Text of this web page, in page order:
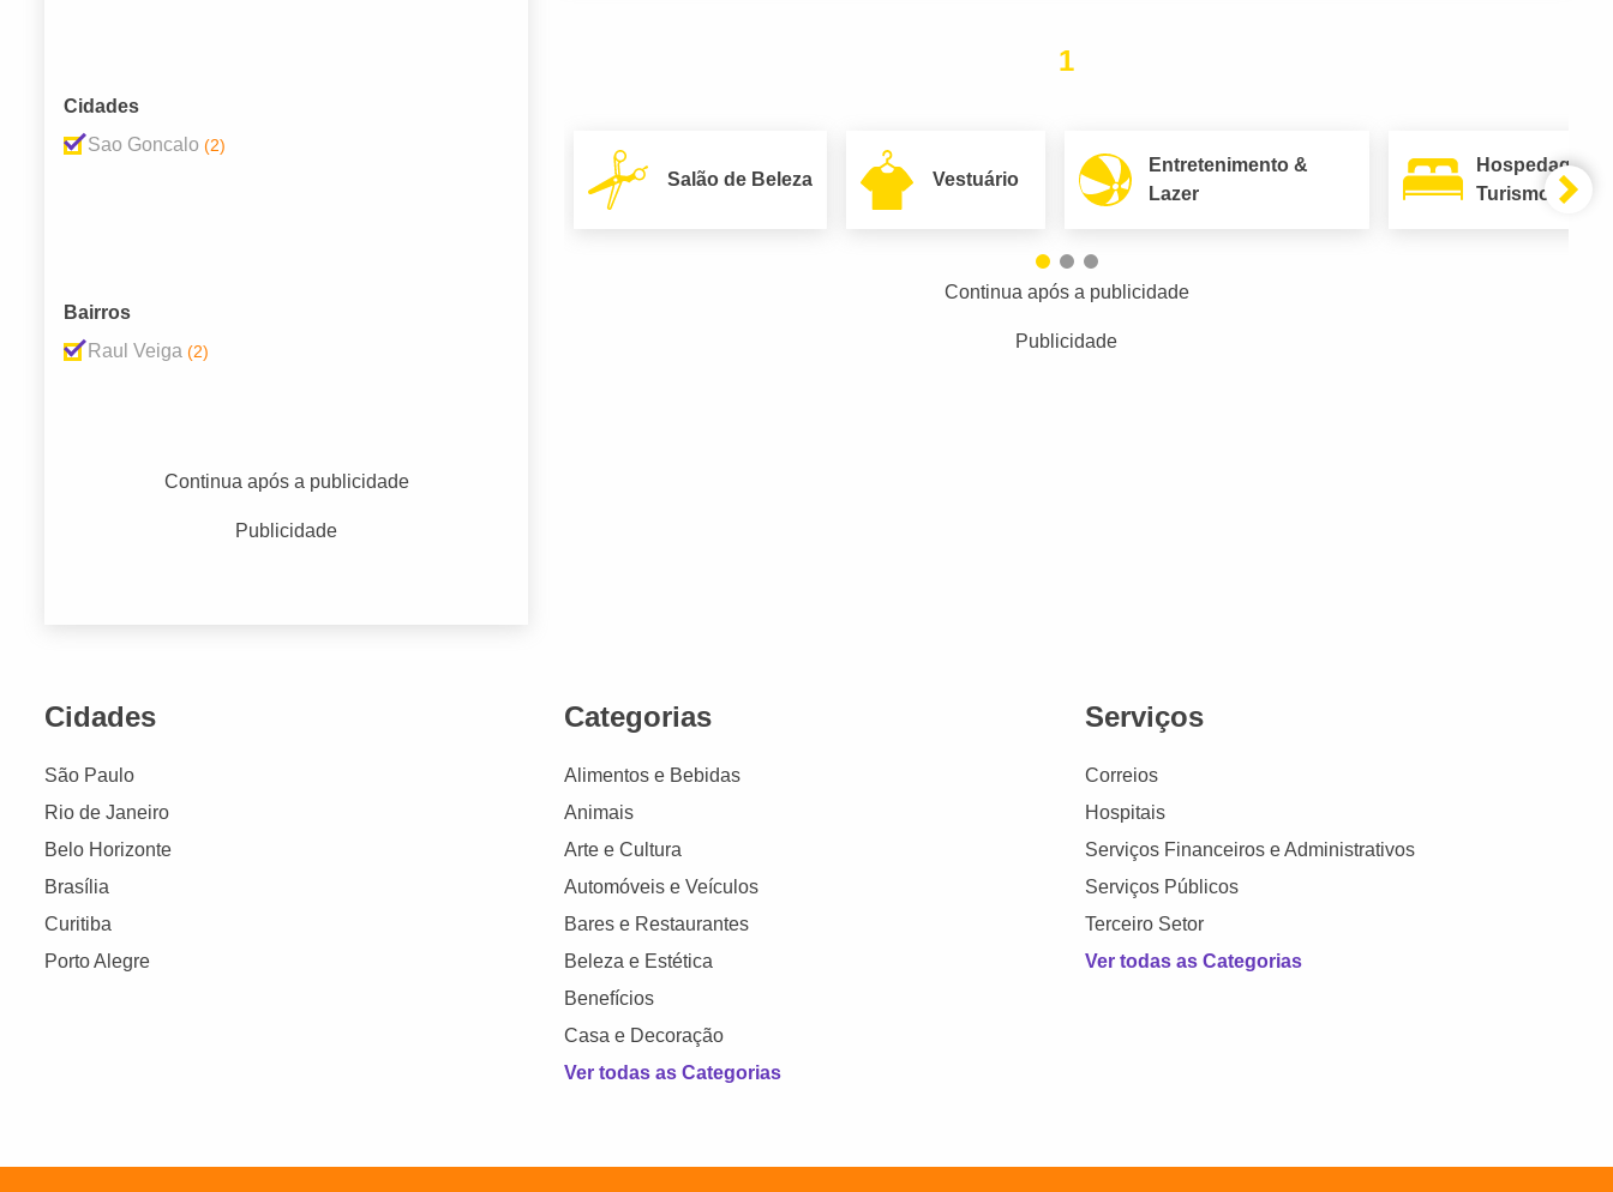
Cidades
Sao Goncalo (2)
Bairros
Raul Veiga (2)
Continua após a publicidade
Publicidade
1
Salão de Beleza Vestuário
Entretenimento &
Lazer
Hospedagem
Turismo
Continua após a publicidade
Publicidade
Cidades
São Paulo
Rio de Janeiro
Belo Horizonte
Brasília
Curitiba
Porto Alegre
Categorias
Alimentos e Bebidas
Animais
Arte e Cultura
Automóveis e Veículos
Bares e Restaurantes
Beleza e Estética
Benefícios
Casa e Decoração
Ver todas as Categorias
Serviços
Correios
Hospitais
Serviços Financeiros e Administrativos
Serviços Públicos
Terceiro Setor
Ver todas as Categorias